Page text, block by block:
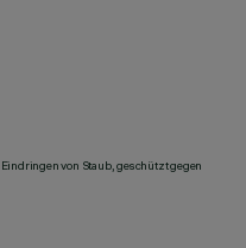
von Staub, geschützt gegen